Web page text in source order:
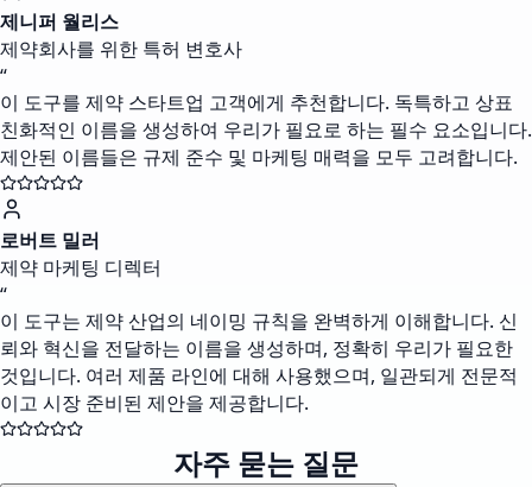
제니퍼 월리스
제약회사를 위한 특허 변호사
“
이 도구를 제약 스타트업 고객에게 추천합니다. 독특하고 상표
친화적인 이름을 생성하여 우리가 필요로 하는 필수 요소입니다.
제안된 이름들은 규제 준수 및 마케팅 매력을 모두 고려합니다.
로버트 밀러
제약 마케팅 디렉터
“
이 도구는 제약 산업의 네이밍 규칙을 완벽하게 이해합니다. 신
뢰와 혁신을 전달하는 이름을 생성하며, 정확히 우리가 필요한
것입니다. 여러 제품 라인에 대해 사용했으며, 일관되게 전문적
이고 시장 준비된 제안을 제공합니다.
자주 묻는 질문